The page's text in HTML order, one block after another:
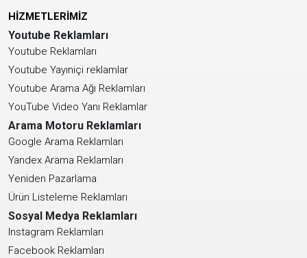
HİZMETLERİMİZ
Youtube Reklamları
Youtube Reklamları
Youtube Yayıniçi reklamlar
Youtube Arama Ağı Reklamları
YouTube Video Yanı Reklamlar
Arama Motoru Reklamları
Google Arama Reklamları
Yandex Arama Reklamları
Yeniden Pazarlama
Ürün Listeleme Reklamları
Sosyal Medya Reklamları
Instagram Reklamları
Facebook Reklamları